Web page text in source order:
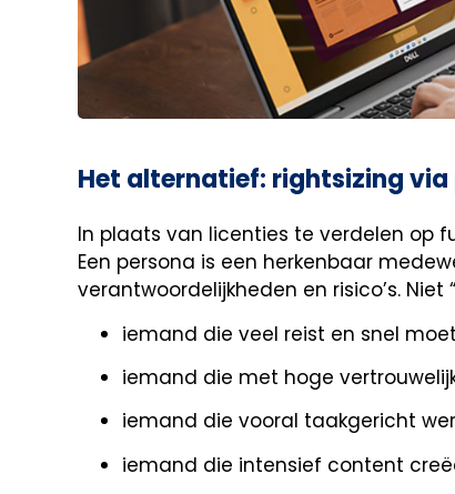
Het alternatief: rightsizing via
In plaats van licenties te verdelen op
Een persona is een herkenbaar
verantwoordelijkheden en risico’s. Niet
iemand die veel reist en snel
iemand die met hoge
iemand die vooral taakgericht
iemand die intensief content